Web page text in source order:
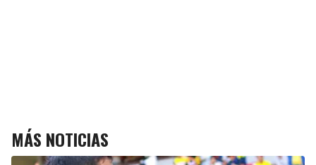
MÁS NOTICIAS